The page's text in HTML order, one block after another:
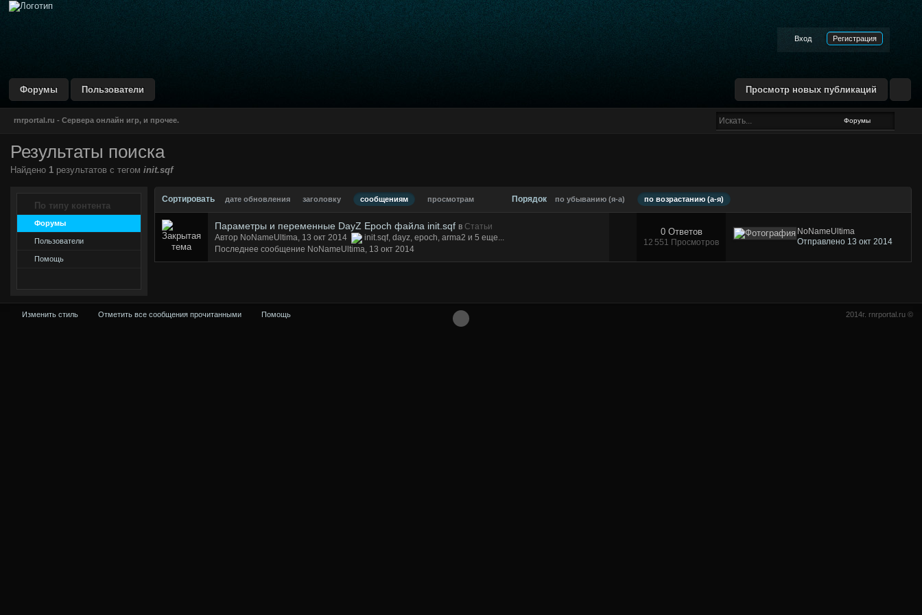
DustBlue IPB Skin by CodeGame Networks
Вход Регистрация
Просмотр новых публикаций
Форумы Пользователи
rnrportal.ru - Сервера онлайн игр, и прочее. Форумы
Результаты поиска
Найдено 1 результатов с тегом init.sqf
По типу контента
Форумы
Пользователи
Помощь
Сортировать дате обновления заголовку сообщениям просмотрам Порядок по убыванию (я-а) по возрастанию (а-я)
Параметры и переменные DayZ Epoch файла init.sqf в Статьи
Автор NoNameUltima, 13 окт 2014
init.sqf, dayz, epoch, arma2 и 5 еще...
Последнее сообщение NoNameUltima, 13 окт 2014
0 Ответов
12 551 Просмотров
NoNameUltima
Отправлено 13 окт 2014
Изменить стиль Отметить все сообщения прочитанными Помощь 2014г. rnrportal.ru ©